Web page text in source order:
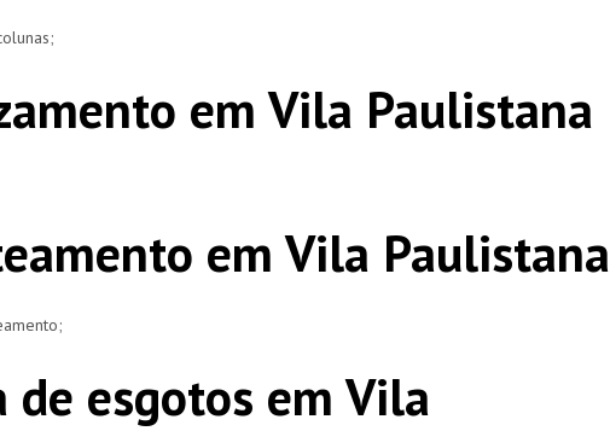
em Vila Paulistana
em Vila Paulistana
de esgotos em Vila